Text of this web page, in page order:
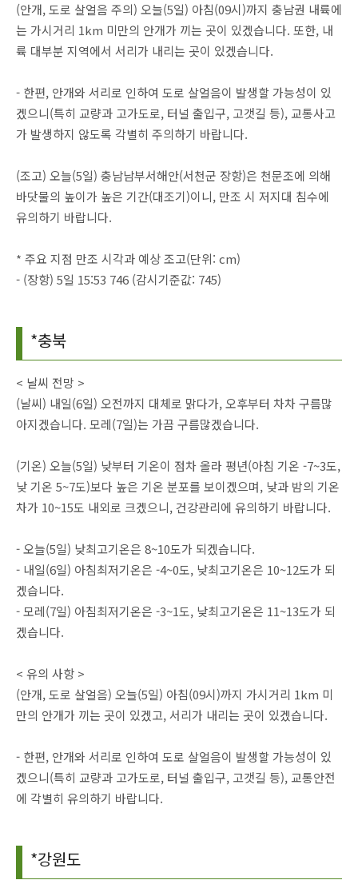
(안개, 도로 살얼음 주의) 오늘(5일) 아침(09시)까지 충남권 내륙에
는 가시거리 1km 미만의 안개가 끼는 곳이 있겠습니다. 또한, 내
륙 대부분 지역에서 서리가 내리는 곳이 있겠습니다.
- 한편, 안개와 서리로 인하여 도로 살얼음이 발생할 가능성이 있
겠으니(특히 교량과 고가도로, 터널 출입구, 고갯길 등), 교통사고
가 발생하지 않도록 각별히 주의하기 바랍니다.
(조고) 오늘(5일) 충남남부서해안(서천군 장항)은 천문조에 의해
바닷물의 높이가 높은 기간(대조기)이니, 만조 시 저지대 침수에
유의하기 바랍니다.
* 주요 지점 만조 시각과 예상 조고(단위: cm)
- (장항) 5일 15:53 746 (감시기준값: 745)
*충북
< 날씨 전망 >
(날씨) 내일(6일) 오전까지 대체로 맑다가, 오후부터 차차 구름많
아지겠습니다. 모레(7일)는 가끔 구름많겠습니다.
(기온) 오늘(5일) 낮부터 기온이 점차 올라 평년(아침 기온 -7~3도,
낮 기온 5~7도)보다 높은 기온 분포를 보이겠으며, 낮과 밤의 기온
차가 10~15도 내외로 크겠으니, 건강관리에 유의하기 바랍니다.
- 오늘(5일) 낮최고기온은 8~10도가 되겠습니다.
- 내일(6일) 아침최저기온은 -4~0도, 낮최고기온은 10~12도가 되
겠습니다.
- 모레(7일) 아침최저기온은 -3~1도, 낮최고기온은 11~13도가 되
겠습니다.
< 유의 사항 >
(안개, 도로 살얼음) 오늘(5일) 아침(09시)까지 가시거리 1km 미
만의 안개가 끼는 곳이 있겠고, 서리가 내리는 곳이 있겠습니다.
- 한편, 안개와 서리로 인하여 도로 살얼음이 발생할 가능성이 있
겠으니(특히 교량과 고가도로, 터널 출입구, 고갯길 등), 교통안전
에 각별히 유의하기 바랍니다.
*강원도